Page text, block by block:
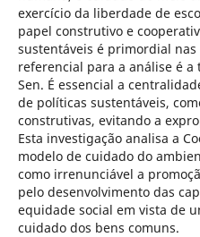
exercício da liberdade de
papel construtivo e
sustentáveis é primordial
referencial para a análise é
Sen. É essencial a
de políticas sustentáveis,
construtivas, evitando a
Esta investigação analisa a
modelo de cuidado do
como irrenunciável a
pelo desenvolvimento das
equidade social em vista de
cuidado dos bens comuns.